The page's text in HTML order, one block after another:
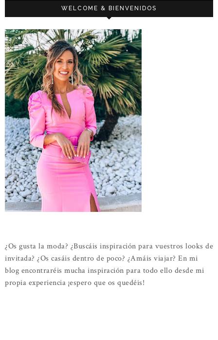
WELCOME & BIENVENIDOS
¿Os gusta la moda? ¿Buscáis inspiración para vuestros looks de
invitada? ¿Os casáis dentro de poco? ¿Amáis viajar? En mi
blog encontraréis mucha inspiración para todo ello desde mi
propia experiencia ¡espero que os quedéis!